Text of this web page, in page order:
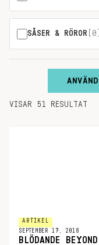
SÅSER & RÖROR (0)
VISAR 51 RESULTAT
ARTIKEL
SEPTEMBER 17, 2018
BLÖDANDE BEYOND